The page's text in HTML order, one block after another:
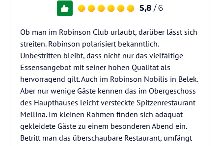
5,8 / 6
Ob man im Robinson Club urlaubt, darüber lässt sich
streiten. Robinson polarisiert bekanntlich.
Unbestritten bleibt, dass nicht nur das vielfältige
Essensangebot mit seiner hohen Qualität als
hervorragend gilt. Auch im Robinson Nobilis in Belek.
Aber nur wenige Gäste kennen das im Obergeschoss
des Haupthauses leicht versteckte Spitzenrestaurant
Mellina. Im kleinen Rahmen finden sich adäquat
gekleidete Gäste zu einem besonderen Abend ein.
Betritt man das überschaubare Restaurant, umfängt